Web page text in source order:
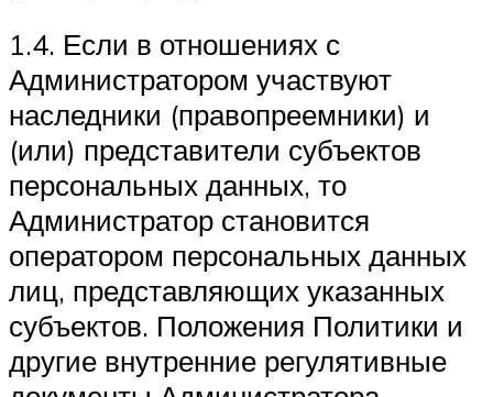
1.4. Если в отношениях с
Администратором участвуют
наследники (правопреемники) и
(или) представители субъектов
персональных данных, то
Администратор становится
оператором персональных данных
лиц, представляющих указанных
субъектов. Положения Политики и
другие внутренние регулятивные